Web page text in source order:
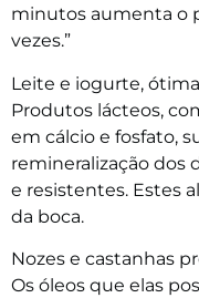
minutos aumenta o
vezes.”
Leite e iogurte,
Produtos lácteos,
em cálcio e fosfato,
remineralização dos
e resistentes. Estes
da boca.
Nozes e castanhas
Os óleos que elas